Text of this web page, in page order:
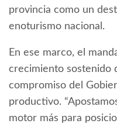
provincia como un
enoturismo nacional.
En ese marco, el
crecimiento sostenido
compromiso del
productivo.
motor más para